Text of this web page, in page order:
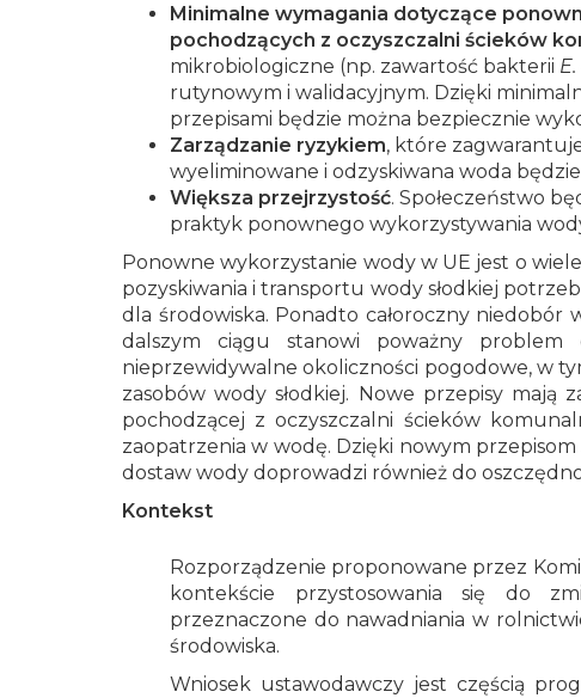
Minimalne wymagania dotyczące
pochodzących z oczyszczalni ścieków
mikrobiologiczne (np. zawartość bakterii
rutynowym i walidacyjnym. Dzięki
przepisami będzie można bezpiecznie
Zarządzanie ryzykiem, które
wyeliminowane i odzyskiwana woda
Większa przejrzystość. Społeczeństwo
praktyk ponownego wykorzystywania
Ponowne wykorzystanie wody w UE jest o
pozyskiwania i transportu wody słodkiej
dla środowiska. Ponadto całoroczny
dalszym ciągu stanowi poważny problem
nieprzewidywalne okoliczności pogodowe, w
zasobów wody słodkiej. Nowe przepisy mają
pochodzącej z oczyszczalni ścieków
zaopatrzenia w wodę. Dzięki nowym
dostaw wody doprowadzi również do
Kontekst
Rozporządzenie proponowane przez
kontekście przystosowania się do
przeznaczone do nawadniania w
środowiska.
Wniosek ustawodawczy jest częścią